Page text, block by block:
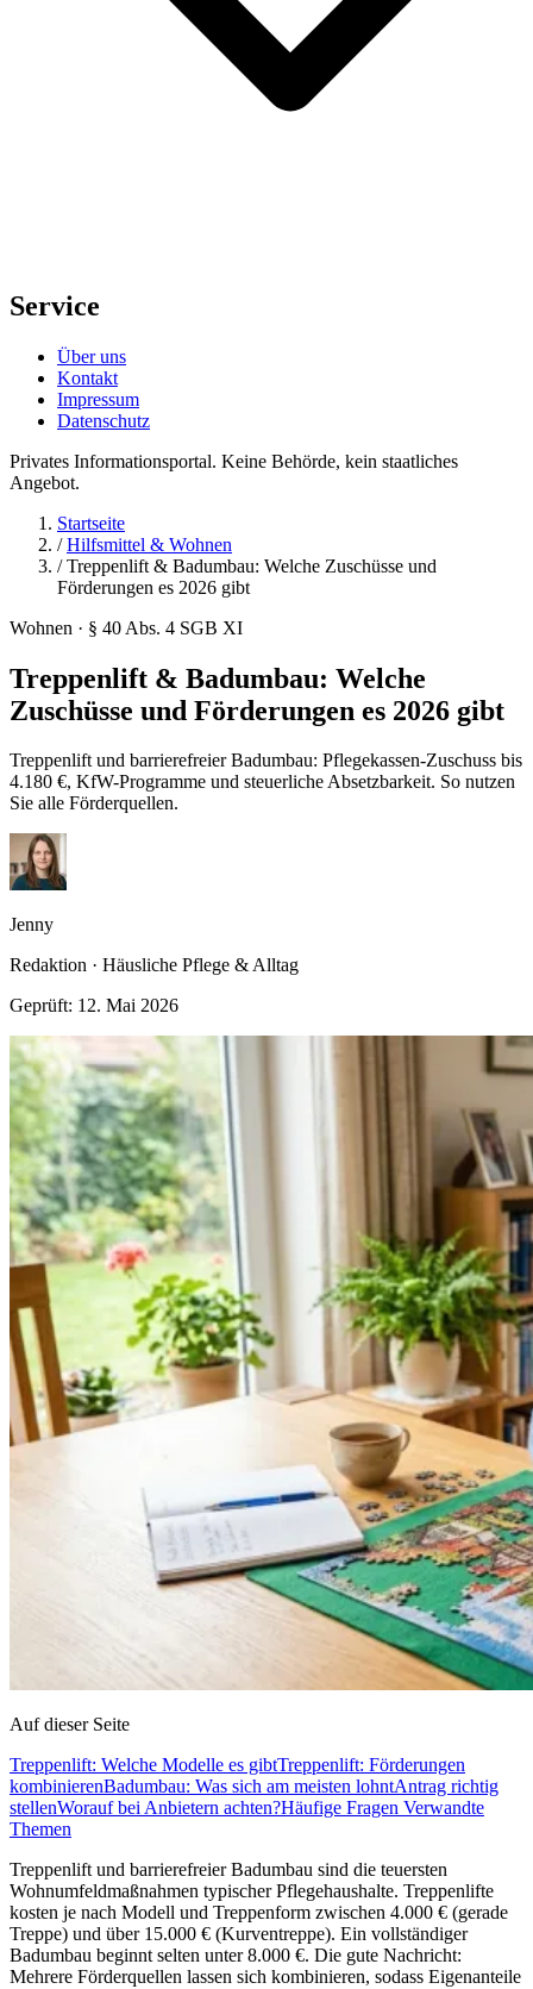
Service
Über uns
Kontakt
Impressum
Datenschutz
Privates Informationsportal. Keine Behörde, kein staatliches
Angebot.
Startseite
/ Hilfsmittel & Wohnen
/ Treppenlift & Badumbau: Welche Zuschüsse und
Förderungen es 2026 gibt
Wohnen · § 40 Abs. 4 SGB XI
Treppenlift & Badumbau: Welche
Zuschüsse und Förderungen es 2026 gibt
Treppenlift und barrierefreier Badumbau: Pflegekassen-Zuschuss bis
4.180 €, KfW-Programme und steuerliche Absetzbarkeit. So nutzen
Sie alle Förderquellen.
Jenny
Redaktion · Häusliche Pflege & Alltag
Geprüft: 12. Mai 2026
Auf dieser Seite
Treppenlift: Welche Modelle es gibtTreppenlift: Förderungen
kombinierenBadumbau: Was sich am meisten lohntAntrag richtig
stellenWorauf bei Anbietern achten?Häufige Fragen Verwandte
Themen
Treppenlift und barriere­freier Badumbau sind die teuersten
Wohnumfeld­maßnahmen typischer Pflege­haushalte. Treppenlifte
kosten je nach Modell und Treppen­form zwischen 4.000 € (gerade
Treppe) und über 15.000 € (Kurven­treppe). Ein voll­ständiger
Badumbau beginnt selten unter 8.000 €. Die gute Nachricht:
Mehrere Förder­quellen lassen sich kombinieren, sodass Eigenanteile